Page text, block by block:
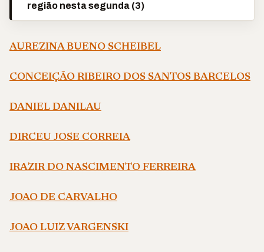
região nesta segunda (3)
AUREZINA BUENO SCHEIBEL
CONCEIÇÃO RIBEIRO DOS SANTOS BARCELOS
DANIEL DANILAU
DIRCEU JOSE CORREIA
IRAZIR DO NASCIMENTO FERREIRA
JOAO DE CARVALHO
JOAO LUIZ VARGENSKI